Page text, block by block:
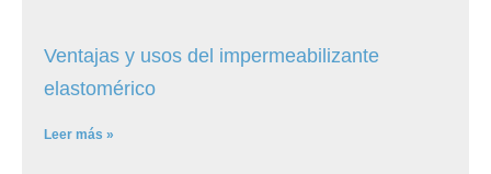
Ventajas y usos del impermeabilizante
elastomérico
Leer más »